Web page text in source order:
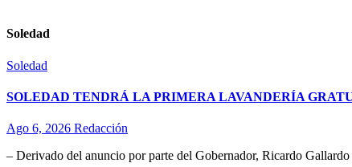
Soledad
Soledad
SOLEDAD TENDRÁ LA PRIMERA LAVANDERÍA
Ago 6, 2026 Redacción
– Derivado del anuncio por parte del Gobernador, Ricardo